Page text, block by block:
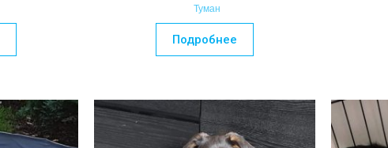
Туман
Подробнее